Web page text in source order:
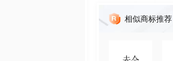
相似商标推荐